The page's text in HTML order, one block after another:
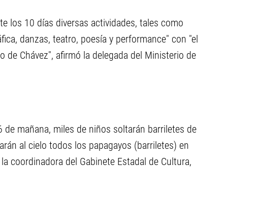
los 10 días diversas actividades, tales como
danzas, teatro, poesía y performance" con "el
Chávez", afirmó la delegada del Ministerio de
de mañana, miles de niños soltarán barriletes de
al cielo todos los papagayos (barriletes) en
coordinadora del Gabinete Estadal de Cultura,